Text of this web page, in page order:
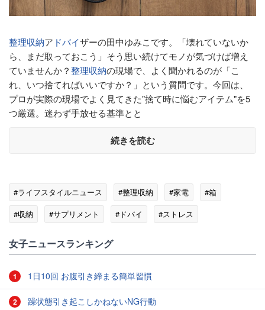
整理収納ア ドバイザーの田中ゆみこです。「壊れていないか
ら、まだ取っておこう」そう思い続けてモノが気づけば増え
ていませんか？整理収納の現場で、よく聞かれるのが「こ
れ、いつ捨てればいいですか？」という質問です。今回は、
プロが実際の現場でよく見てきた"捨て時に悩むアイテム"を5
つ厳選。迷わず手放せる基準とと
続きを読む
#ライフスタイルニュース #整理収納 #家電
#箱
#収納
#サプリメント #ドバイ #ストレス
女子ニュースランキング
1 1日10回 お腹引き締まる簡単習慣
2 躁状態引き起こしかねないNG行動